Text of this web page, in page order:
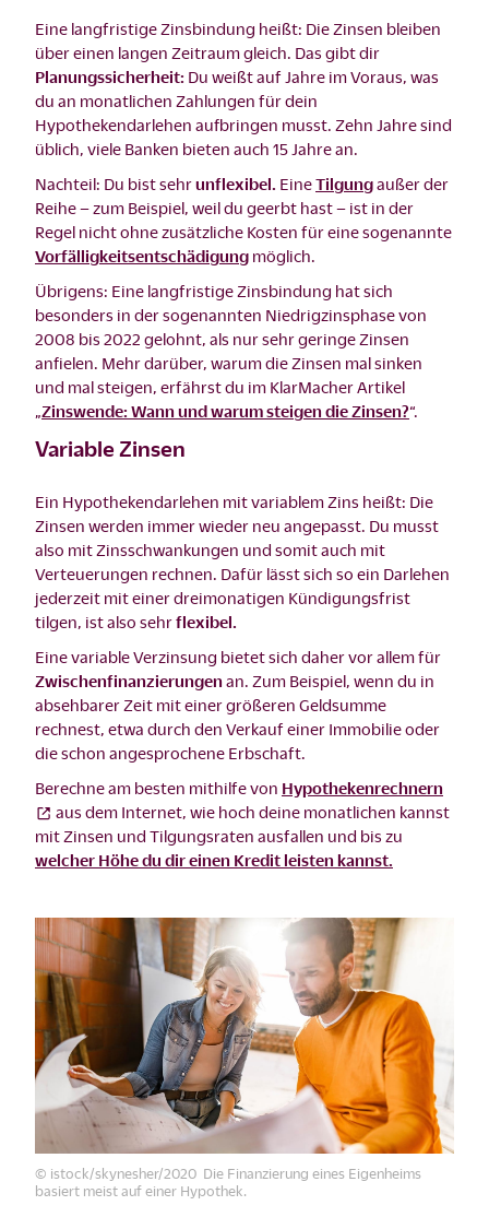
Eine langfristige Zinsbindung heißt: Die Zinsen bleiben
über einen langen Zeitraum gleich. Das gibt dir
Planungssicherheit: Du weißt auf Jahre im Voraus, was
du an monatlichen Zahlungen für dein
Hypothekendarlehen aufbringen musst. Zehn Jahre sind
üblich, viele Banken bieten auch 15 Jahre an.
Nachteil: Du bist sehrunflexibel. EineTilgungaußer der
Reihe – zum Beispiel, weil du geerbt hast – ist in der
Regel nicht ohne zusätzliche Kosten für eine sogenannte
Vorfälligkeitsentschädigung möglich.
Übrigens: Eine langfristige Zinsbindung hat sich
besonders in der sogenannten Niedrigzinsphase von
2008 bis 2022 gelohnt, als nur sehr geringe Zinsen
anfielen. Mehr darüber, warum die Zinsen mal sinken
und mal steigen, erfährst du im KlarMacher Artikel
Zinswende: Wann und warum steigen die Zinsen?“.
Variable Zinsen
Ein Hypothekendarlehen mit variablem Zins heißt: Die
Zinsen werden immer wieder neu angepasst. Du musst
also mit Zinsschwankungen und somit auch mit
Verteuerungen rechnen. Dafür lässt sich so ein Darlehen
jederzeit mit einer dreimonatigen Kündigungsfrist
tilgen, ist also sehrflexibel.
Eine variable Verzinsung bietet sich daher vor allem für
Zwischenfinanzierungenan. Zum Beispiel, wenn du in
absehbarer Zeit mit einer größeren Geldsumme
rechnest, etwa durch den Verkauf einer Immobilie oder
die schon angesprochene Erbschaft.
Berechne am besten mithilfe von Hypothekenrechnern
aus dem Internet, wie hoch deine monatlichen kannst
mit Zinsen und Tilgungsraten ausfallen und bis zu
welcher Höhe du dir einen Kredit leisten kannst.
© istock/skynesher/2020 Die Finanzierung eines Eigenheims
basiert meist auf einer Hypothek.